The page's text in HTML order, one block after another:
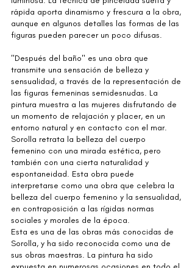
rápida aporta dinamismo y frescura a la obra,
aunque en algunos detalles las formas de las
figuras pueden parecer un poco difusas.
"Después del baño" es una obra que
transmite una sensación de belleza y
sensualidad, a través de la representación de
las figuras femeninas semidesnudas. La
pintura muestra a las mujeres disfrutando de
un momento de relajación y placer, en un
entorno natural y en contacto con el mar.
Sorolla retrata la belleza del cuerpo
femenino con una mirada estética, pero
también con una cierta naturalidad y
espontaneidad. Esta obra puede
interpretarse como una obra que celebra la
belleza del cuerpo femenino y la sensualidad,
en contraposición a las rígidas normas
sociales y morales de la época.
Esta es una de las obras más conocidas de
Sorolla, y ha sido reconocida como una de
sus obras maestras. La pintura ha sido